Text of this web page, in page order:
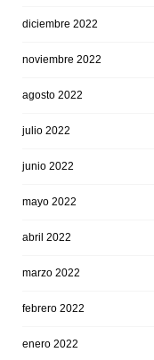
diciembre 2022
noviembre 2022
agosto 2022
julio 2022
junio 2022
mayo 2022
abril 2022
marzo 2022
febrero 2022
enero 2022